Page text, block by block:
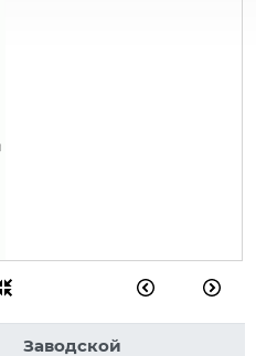
Заводской